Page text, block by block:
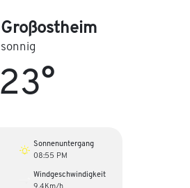
Großostheim
sonnig
23°
Sonnenuntergang
08:55 PM
Windgeschwindigkeit
9.4Km/h